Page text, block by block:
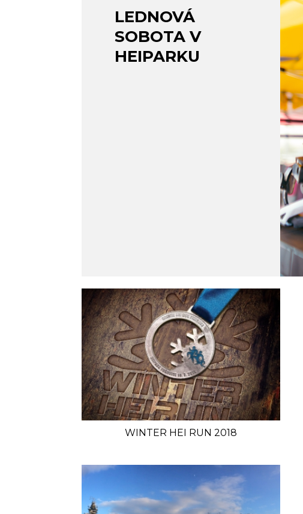
LEDNOVÁ
SOBOTA V
HEIPARKU
WINTER HEI RUN 2018